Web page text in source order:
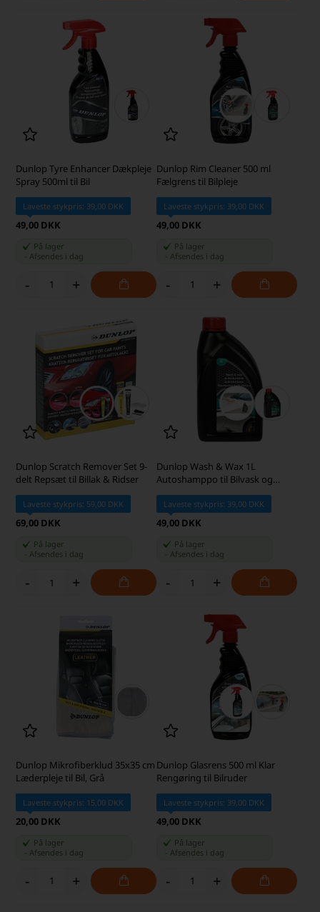
Dunlop Tyre Enhancer Dækpleje
Spray 500ml til Bil
Laveste stykpris: 39,00 DKK
49,00 DKK
På lager
Afsendes i dag
- +
Dunlop Rim Cleaner 500 ml
Fælgrens til Bilpleje
Laveste stykpris: 39,00 DKK
49,00 DKK
På lager
Afsendes i dag
- +
Dunlop Scratch Remover Set 9-
delt Repsæt til Billak & Ridser
Laveste stykpris: 59,00 DKK
69,00 DKK
På lager
-Afsendes i dag
- +
Dunlop Wash & Wax 1L
Autoshamppo til Bilvask og
Glans
Laveste stykpris: 39,00 DKK
49,00 DKK
På lager
Afsendes i dag
- +
Dunlop Mikrofiberklud 35x35 cm
Læderpleje til Bil, Grå
Laveste stykpris: 15,00 DKK
20,00 DKK
På lager
Afsendes i dag
- +
Dunlop Glasrens 500 ml Klar
Rengøring til Bilruder
Laveste stykpris: 39,00 DKK
49,00 DKK
På lager
Afsendes i dag
- +